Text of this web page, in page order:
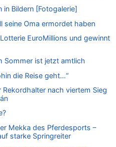
zu
es Russland?
zu
so niedrig wie noch nie
zu
ist jetzt amtlich
zu
ist jetzt amtlich
G zu
in Bildern [Fotogalerie]
seine Oma ermordet haben
EuroMillions und gewinnt
Sommer ist jetzt amtlich
die Reise geht…“
Rekordhalter nach viertem Sieg
Mekka des Pferdesports –
starke Springreiter